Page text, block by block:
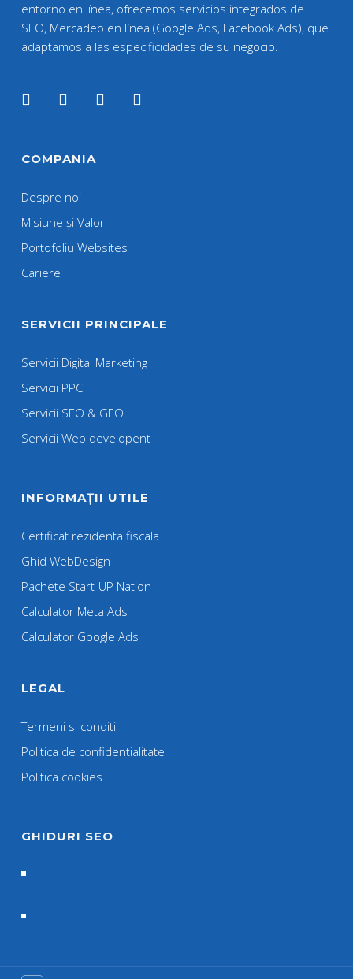
entorno en línea, ofrecemos servicios integrados de
SEO, Mercadeo en línea (Google Ads, Facebook Ads), que
adaptamos a las especificidades de su negocio.
COMPANIA
Despre noi
Misiune și Valori
Portofoliu Websites
Cariere
SERVICII PRINCIPALE
Servicii Digital Marketing
Servicii PPC
Servicii SEO & GEO
Servicii Web developent
INFORMAȚII UTILE
Certificat rezidenta fiscala
Ghid WebDesign
Pachete Start-UP Nation
Calculator Meta Ads
Calculator Google Ads
LEGAL
Termeni si conditii
Politica de confidentialitate
Politica cookies
GHIDURI SEO